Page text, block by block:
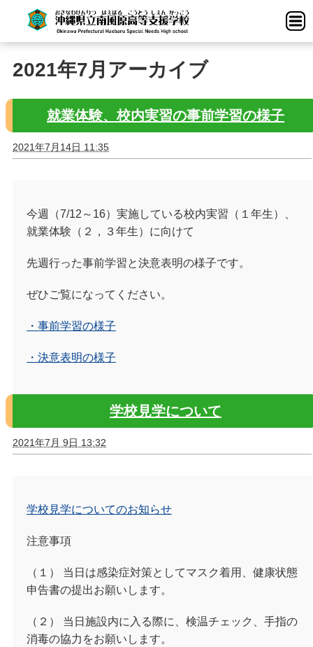
2021年7月アーカイブ
就業体験、校内実習の事前学習の様子
2021年7月14日 11:35
今週（7/12～16）実施している校内実習（１年生）、
就業体験（２，３年生）に向けて
先週行った事前学習と決意表明の様子です。
ぜひご覧になってください。
・事前学習の様子
・決意表明の様子
学校見学について
2021年7月 9日 13:32
学校見学についてのお知らせ
注意事項
（１） 当日は感染症対策としてマスク着用、健康状態
申告書の提出お願いします。
（２） 当日施設内に入る際に、検温チェック、手指の
消毒の協力をお願いします。